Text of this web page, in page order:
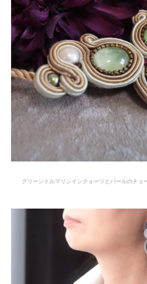
グリーントルマリンインクォーツとパールのチョ